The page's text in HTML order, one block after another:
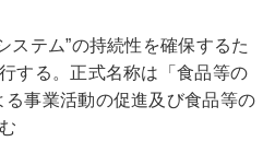
テム”の持続性を確保するた
する。正式名称は「食品等の
事業活動の促進及び食品等の